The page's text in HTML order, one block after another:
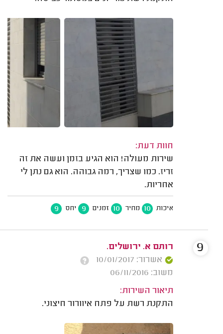
חוות דעת:
שירות מעולה! הוא הגיע בזמן ועשה את זה
זריז. כמו שצריך, רמה גבוהה. הוא גם נתן לי
אחריות.
איכות 10 מחיר 10 זמנים 9 יחס 9
רותם א. ירושלים.
אשרור: 10/01/2017
משוב: 06/11/2016
תיאור השירות:
התקנת רשת על פתח איוורור חיצוני.
9